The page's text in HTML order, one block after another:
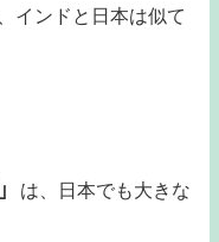
インドと日本は似て
は、日本でも大きな